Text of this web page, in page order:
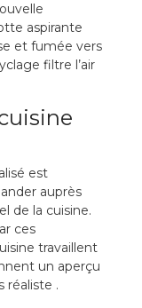
aspirante
et fumée vers
filtre l’air
est
auprès
de la cuisine.
ces
travaillent
un aperçu
réaliste .